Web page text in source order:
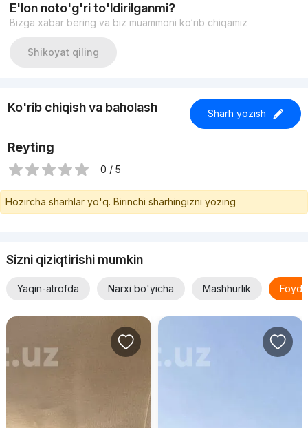
E'lon noto'g'ri to'ldirilganmi?
Bizga xabar bering va biz muammoni ko‘rib chiqamiz
Shikoyat qiling
Ko'rib chiqish va baholash Sharh yozish
Reyting
0 / 5
Hozircha sharhlar yo'q. Birinchi sharhingizni yozing
Sizni qiziqtirishi mumkin
Yaqin-atrofda Narxi bo'yicha Mashhurlik